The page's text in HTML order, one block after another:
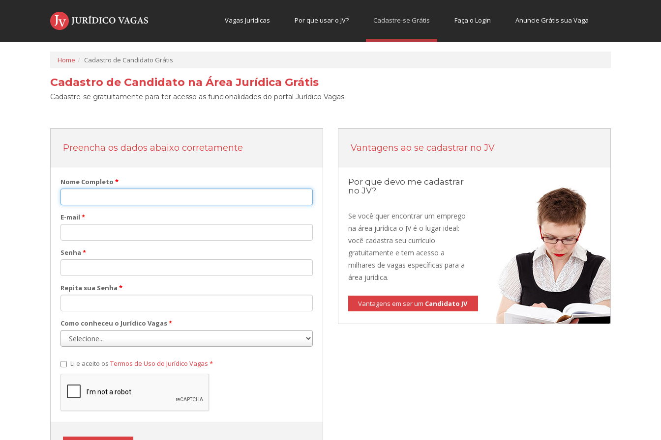
Vagas Jurídicas Por que usar o JV? Cadastre-se Grátis Faça o Login Anuncie Grátis sua Vaga
Home Cadastro de Candidato Grátis
Cadastro de Candidato na Área Jurídica Grátis
Cadastre-se gratuitamente para ter acesso as funcionalidades do portal Jurídico Vagas.
Preencha os dados abaixo corretamente
Nome Completo *
E-mail *
Senha *
Repita sua Senha *
Como conheceu o Jurídico Vagas*
Li e aceito os Termos de Uso do Jurídico Vagas *
Vantagens ao se cadastrar no JV
Por que devo me cadastrar
no JV?
Se você quer encontrar um emprego
na área jurídica o JV é o lugar ideal:
você cadastra seu currículo
gratuitamente e tem acesso a
milhares de vagas específicas para a
área jurídica.
Vantagens em ser um Candidato JV